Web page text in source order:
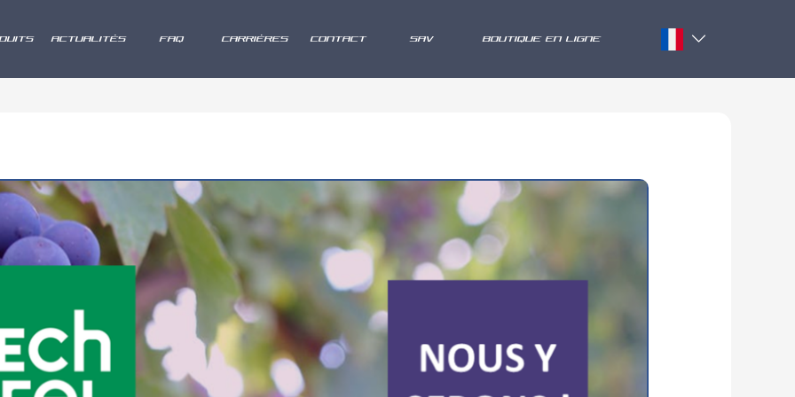
ACTUALITÉS FAQ CARRIÈRES CONTACT SAV BOUTIQUE EN LIGNE